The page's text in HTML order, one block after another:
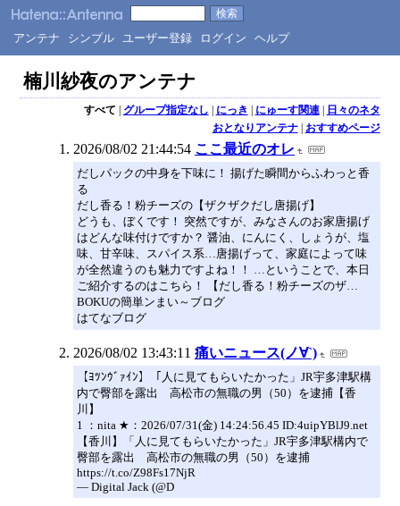
アンテナ シンプル ユーザー登録 ログイン ヘルプ
楠川紗夜のアンテナ
すべて | グループ指定なし | にっき | にゅーす関連| 日々のネタ
おとなりアンテナ| おすすめページ
2026/08/02 21:44:54 ここ最近のオレ
だしパックの中身を下味に！ 揚げた瞬間からふわっと香
る
だし香る！粉チーズの【ザクザクだし唐揚げ】
どうも、ぼくです！ 突然ですが、みなさんのお家唐揚げ
はどんな味付けですか？ 醤油、にんにく、しょうが、塩
味、甘辛味、スパイス系…唐揚げって、家庭によって味
が全然違うのも魅力ですよね！！ …ということで、本日
ご紹介するのはこちら！ 【だし香る！粉チーズのザ…
BOKUの簡単ンまい～ブログ
はてなブログ
2026/08/02 13:43:11 痛いニュース(ノ∀`)
【ﾖﾂﾝｳﾞｧｲﾝ】「人に見てもらいたかった」JR宇多津駅構
内で臀部を露出 高松市の無職の男（50）を逮捕【香
川】
1 ：nita ★：2026/07/31(金) 14:24:56.45 ID:4uipYBlJ9.net
【香川】「人に見てもらいたかった」JR宇多津駅構内で
臀部を露出 高松市の無職の男（50）を逮捕
https://t.co/Z98Fs17NjR
— Digital Jack (@D